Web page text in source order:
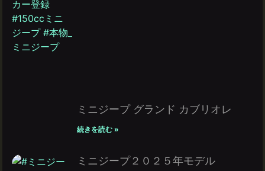
ミニジープ グランド カブリオレ
続きを読む »
ミニジープ２０２５年モデル